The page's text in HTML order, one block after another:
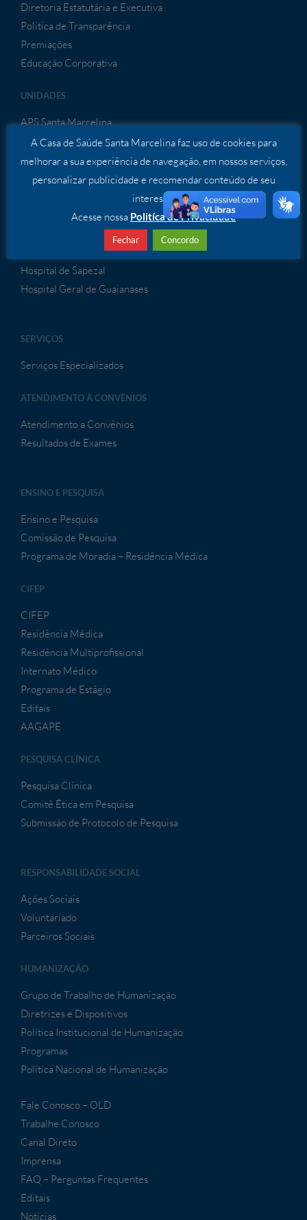
Diretoria Estatutária e Executiva
Política de Transparência
Premiações
Educação Corporativa
UNIDADES
APS Santa Marcelina
Hospital Dia Itaim Paulista
Hospital Dia São Miguel
Hospital do Itaim Paulista
Hospital de Itaquaquecetuba
Hospital Cidade Tiradentes
Hospital São Bernardo
Hospital de Porto Velho
Hospital de Sapezal
Hospital Geral de Guaianases
SERVIÇOS
Serviços Especializados
ATENDIMENTO À CONVÊNIOS
Atendimento a Convênios
Resultados de Exames
ENSINO E PESQUISA
Ensino e Pesquisa
Comissão de Pesquisa
Programa de Moradia – Residência Médica
CIFEP
CIFEP
Residência Médica
Residência Multiprofissional
Internato Médico
Programa de Estágio
Editais
AAGAPE
PESQUISA CLÍNICA
Pesquisa Clínica
Comitê Ética em Pesquisa
Submissão de Protocolo de Pesquisa
RESPONSABILIDADE SOCIAL
Ações Sociais
Voluntariado
Parceiros Sociais
HUMANIZAÇÃO
Grupo de Trabalho de Humanização
Diretrizes e Dispositivos
Política Institucional de Humanização
Programas
Política Nacional de Humanização
Fale Conosco – OLD
Trabalhe Conosco
Canal Direto
Imprensa
FAQ – Perguntas Frequentes
Editais
Notícias
A Casa de Saúde Santa Marcelina faz uso de cookies para
melhorar a sua experiência de navegação, em nossos serviços,
personalizar publicidade e recomendar conteúdo de seu
interesse.
Acesse nossa Politíca de Privacidade
Fechar Concordo